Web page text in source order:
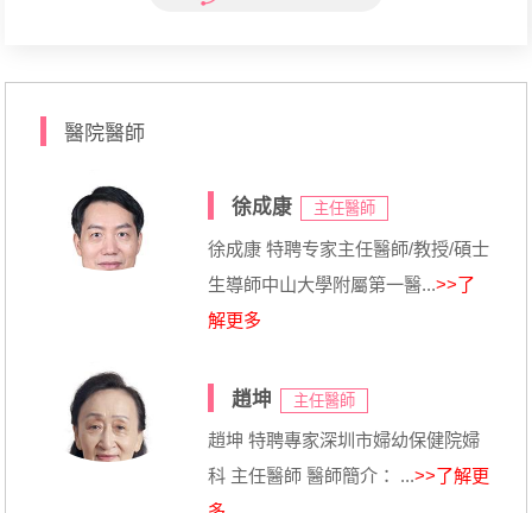
醫院醫師
徐成康 主任醫師
徐成康 特聘专家主任醫師/教授/碩士
生導師中山大學附屬第一醫...>>了
解更多
趙坤 主任醫師
趙坤 特聘專家深圳市婦幼保健院婦
科 主任醫師 醫師簡介： ...>>了解更